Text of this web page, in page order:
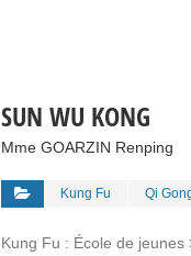
SUN WU KONG
Mme GOARZIN Renping
Kung Fu Qi
Kung Fu : École de